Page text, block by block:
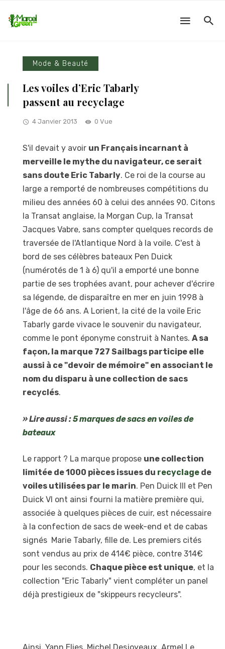
Mode & Beauté
Les voiles d’Eric Tabarly
passent au recyclage
4 Janvier 2013 0 Vue
S'il devait y avoir un Français incarnant à
merveille le mythe du navigateur, ce serait
sans doute Eric Tabarly. Ce roi de la course au
large a remporté de nombreuses compétitions du
milieu des années 60 à celui des années 90. Citons
la Transat anglaise, la Morgan Cup, la Transat
Jacques Vabre, sans compter quelques records de
traversée de l'Atlantique Nord à la voile. C'est à
bord de ses célèbres bateaux Pen Duick
(numérotés de 1 à 6) qu'il a emporté une bonne
partie de ses trophées avant, pour achever d'écrire
sa légende, de disparaître en mer en juin 1998 à
l'âge de 66 ans. A Lorient, la cité de la voile Eric
Tabarly garde vivace le souvenir du navigateur,
comme le pont éponyme construit à Nantes. A sa
façon, la marque 727 Sailbags participe elle
aussi à ce "devoir de mémoire" en associant le
nom du disparu à une collection de sacs
recyclés.
» Lire aussi :5 marques de sacs en voiles de
bateaux
Le rapport ? La marque propose une collection
limitée de 1000 pièces issues du recyclage de
voiles utilisées par le marin. Pen Duick III et Pen
Duick VI ont ainsi fourni la matière première qui,
associée à quelques pièces de cuir, est nécessaire
à la confection de sacs de week-end et de cabas
signés Marie Tabarly, fille de. Les premiers cités
sont vendus au prix de 414€ pièce, contre 314€
pour les seconds. Chaque pièce est unique, et la
collection "Eric Tabarly" vient compléter un panel
déjà prestigieux de "skippeurs recycleurs".